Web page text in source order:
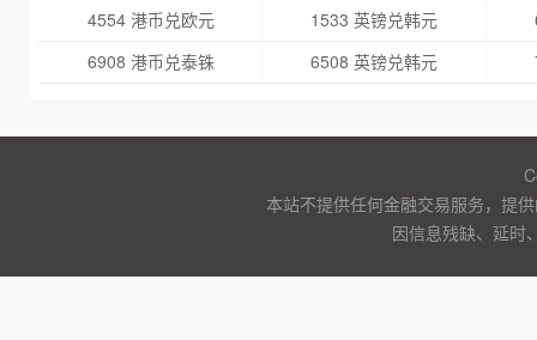
4554 港币兑欧元
1533 英镑兑韩元
6908 港币兑泰铢
6508 英镑兑韩元
本站不提供任何金融交易服务，提
因信息残缺、延时